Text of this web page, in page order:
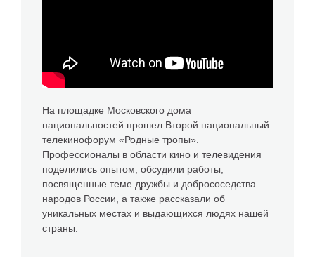
На площадке Московского дома
национальностей прошел Второй национальный
телекинофорум «Родные тропы».
Профессионалы в области кино и телевидения
поделились опытом, обсудили работы,
посвященные теме дружбы и добрососедства
народов России, а также рассказали об
уникальных местах и выдающихся людях нашей
страны.